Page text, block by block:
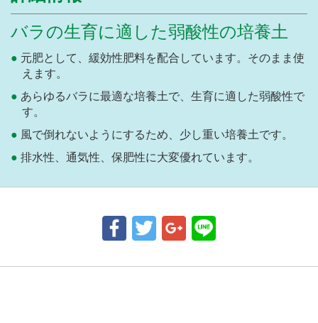
バラの生育に適した弱酸性の培養土
元肥として、緩効性肥料を配合しています。そのまま使
えます。
あらゆるバラに最適な培養土で、生育に適した弱酸性で
す。
風で倒れないようにするため、少し重い培養土です。
排水性、通気性、保肥性に大変優れています。